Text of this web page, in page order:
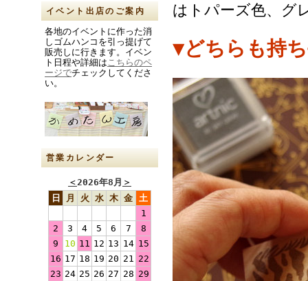
イベント出店のご案内
各地のイベントに作った消
しゴムハンコを引っ提げて
販売しに行きます。イベン
ト日程や詳細はこちらのペ
ージでチェックしてくださ
い。
営業カレンダー
＜2026年8月 ＞
日
月 火 水 木 金 土
1
2
3 4 5 6 7
8
9
10 11 12 13 14 15
16 17 18 19 20 21 22
23 24 25 26 27 28 29
はトパーズ色、グ
▼どちらも持